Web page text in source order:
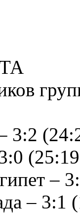
3:2
–
– 3:1